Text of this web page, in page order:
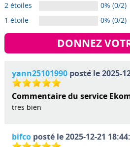
2 étoiles
0% (0/2)
1 étoile
0% (0/2)
DONNEZ
yann25101990posté le 2025-
Commentaire du service
tres bien
bifcoposté le 2025-12-21